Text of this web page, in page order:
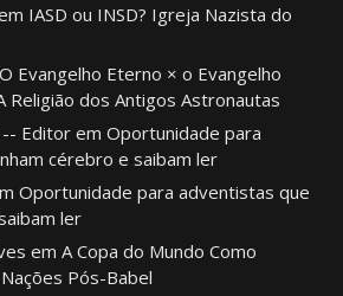
IASD ou INSD? Igreja Nazista do
O Evangelho Eterno × o Evangelho
dos Antigos Astronautas
-- Editorem Oportunidade para
cérebro e saibam ler
Oportunidade para adventistas que
ler
em A Copa do Mundo Como
Pós-Babel